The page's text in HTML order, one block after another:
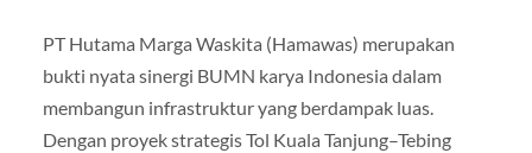
PT Hutama Marga Waskita (Hamawas) merupakan
bukti nyata sinergi BUMN karya Indonesia dalam
membangun infrastruktur yang berdampak luas.
Dengan proyek strategis Tol Kuala Tanjung–Tebing